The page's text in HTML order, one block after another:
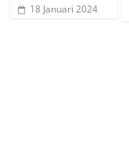
18 Januari 2024